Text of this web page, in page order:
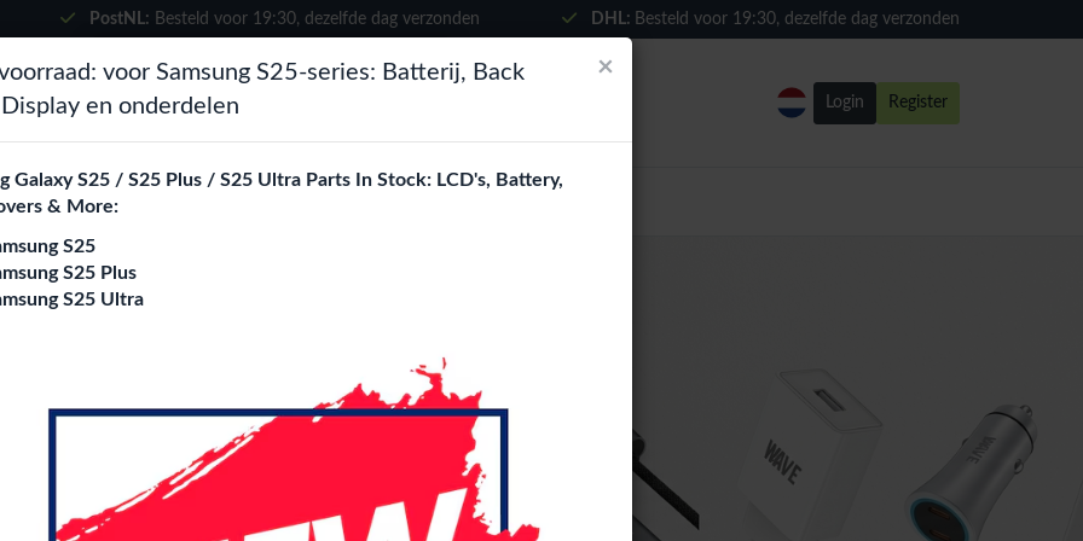
×
Kies je taal
Het lijkt erop dat je inVerenigde
Statenbent.
PostNL: Besteld voor 19:30, dezelfde dag verzonden DHL: Besteld voor 19:30, dezelfde dag verzonden
zoeken Login Register
City Blogs
Login
×
voor Samsung S25-series: Batterij, Back
en onderdelen
Galaxy S25 / S25 Plus / S25 Ultra Parts In Stock: LCD's, Battery,
& More:
S25
S25 Plus
S25 Ultra